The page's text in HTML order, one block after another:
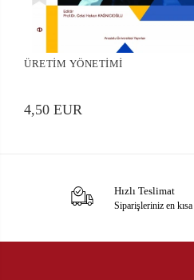
ÜRETİM YÖNETİMİ
4,50 EUR
Hızlı Teslimat
Siparişleriniz en